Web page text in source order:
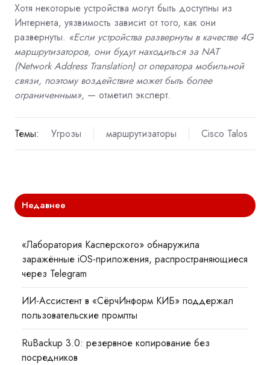
Хотя некоторые устройства могут быть доступны из
Интернета, уязвимость зависит от того, как они
развернуты. «Если устройства развернуты в качестве 4G
маршрутизаторов, они будут находиться за NAT
(Network Address Translation) от оператора мобильной
связи, поэтому воздействие может быть более
ограниченным», — отметил эксперт.
Темы: Угрозы маршрутизаторы Cisco Talos
Недавнее
«Лаборатория Касперского» обнаружила
заражённые iOS-приложения, распространяющиеся
через Telegram
ИИ-Ассистент в «СёрчИнформ КИБ» поддержал
пользовательские промпты
RuBackup 3.0: резервное копирование без
посредников